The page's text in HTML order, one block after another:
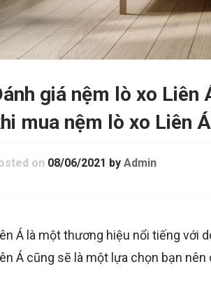
giá nệm lò xo Liên
mua nệm lò xo Liên Á
on 08/06/2021 by Admin
Á là một thương hiệu nổi tiếng với
Á cũng sẽ là một lựa chọn bạn